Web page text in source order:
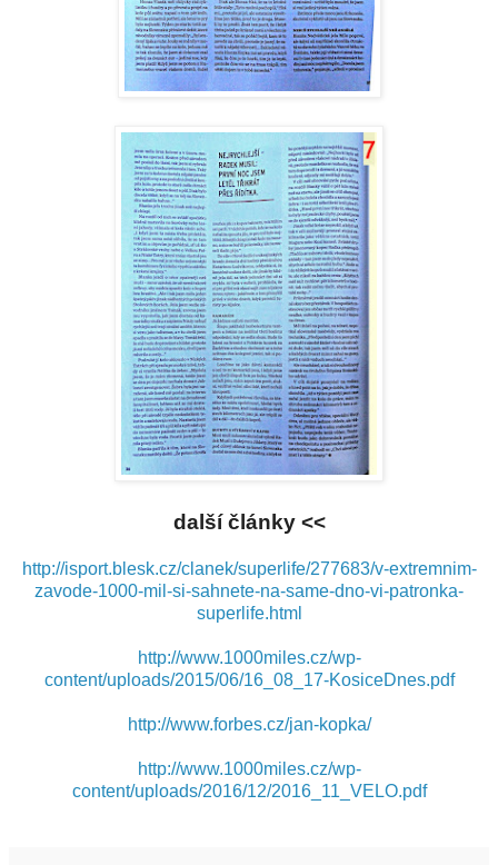
další články <<
http://isport.blesk.cz/clanek/superlife/277683/v-extremnim-
zavode-1000-mil-si-sahnete-na-same-dno-vi-patronka-
superlife.html
http://www.1000miles.cz/wp-
content/uploads/2015/06/16_08_17-KosiceDnes.pdf
http://www.forbes.cz/jan-kopka/
http://www.1000miles.cz/wp-
content/uploads/2016/12/2016_11_VELO.pdf